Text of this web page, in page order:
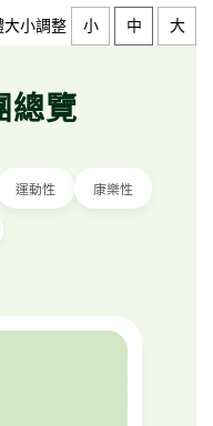
大小調整 小 中 大
總覽
運動性 康樂性